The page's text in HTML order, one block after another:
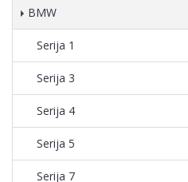
BMW
Serija 1
Serija 3
Serija 4
Serija 5
Serija 7